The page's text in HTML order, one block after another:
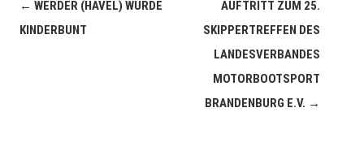
← WERDER (HAVEL) WURDE
KINDERBUNT
AUFTRITT ZUM 25.
SKIPPERTREFFEN DES
LANDESVERBANDES
MOTORBOOTSPORT
BRANDENBURG E.V. →